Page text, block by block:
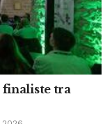
finaliste tra